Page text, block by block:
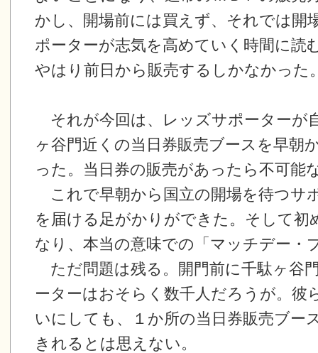
かし、開場前には買えず、それでは開
ポーターが志気を高めていく時間に読
やはり前日から販売するしかなかった
それが今回は、レッズサポーターが
ヶ谷門近くの当日券販売ブースを早朝
った。当日券の販売があったら不可能
これで早朝から国立の開場を待つサ
を届ける足がかりができた。そして初
なり、本当の意味での「マッチデー・
ただ問題は残る。開門前に千駄ヶ谷
ーターはおそらく数千人だろうが。彼
いにしても、１か所の当日券販売ブー
きれるとは思えない。